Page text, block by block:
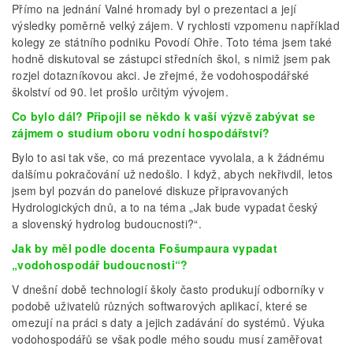
Přímo na jednání Valné hromady byl o prezentaci a její
výsledky poměrně velký zájem. V rychlosti vzpomenu například
kolegy ze státního podniku Povodí Ohře. Toto téma jsem také
hodně diskutoval se zástupci středních škol, s nimiž jsem pak
rozjel dotazníkovou akci. Je zřejmé, že vodohospodářské
školství od 90. let prošlo určitým vývojem.
Co bylo dál? Připojil se někdo k vaší výzvě zabývat se
zájmem o studium oboru vodní hospodářství?
Bylo to asi tak vše, co má prezentace vyvolala, a k žádnému
dalšímu pokračování už nedošlo. I když, abych nekřivdil, letos
jsem byl pozván do panelové diskuze připravovaných
Hydrologických dnů, a to na téma „Jak bude vypadat český
a slovenský hydrolog budoucnosti?“.
Jak by měl podle docenta Fošumpaura vypadat
„vodohospodář budoucnosti“?
V dnešní době technologií školy často produkují odborníky v
podobě uživatelů různých softwarových aplikací, které se
omezují na práci s daty a jejich zadávání do systémů. Výuka
vodohospodářů se však podle mého soudu musí zaměřovat